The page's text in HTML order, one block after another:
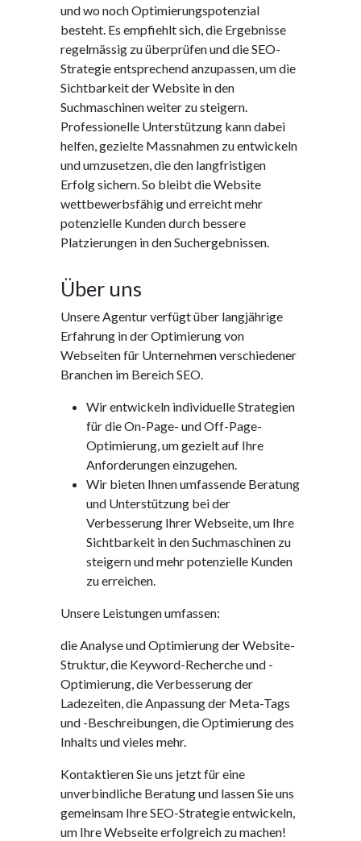
und wo noch Optimierungspotenzial
besteht. Es empfiehlt sich, die Ergebnisse
regelmässig zu überprüfen und die SEO-
Strategie entsprechend anzupassen, um die
Sichtbarkeit der Website in den
Suchmaschinen weiter zu steigern.
Professionelle Unterstützung kann dabei
helfen, gezielte Massnahmen zu entwickeln
und umzusetzen, die den langfristigen
Erfolg sichern. So bleibt die Website
wettbewerbsfähig und erreicht mehr
potenzielle Kunden durch bessere
Platzierungen in den Suchergebnissen.
Über uns
Unsere Agentur verfügt über langjährige
Erfahrung in der Optimierung von
Webseiten für Unternehmen verschiedener
Branchen im Bereich SEO.
Wir entwickeln individuelle Strategien
für die On-Page- und Off-Page-
Optimierung, um gezielt auf Ihre
Anforderungen einzugehen.
Wir bieten Ihnen umfassende Beratung
und Unterstützung bei der
Verbesserung Ihrer Webseite, um Ihre
Sichtbarkeit in den Suchmaschinen zu
steigern und mehr potenzielle Kunden
zu erreichen.
Unsere Leistungen umfassen:
die Analyse und Optimierung der Website-
Struktur, die Keyword-Recherche und -
Optimierung, die Verbesserung der
Ladezeiten, die Anpassung der Meta-Tags
und -Beschreibungen, die Optimierung des
Inhalts und vieles mehr.
Kontaktieren Sie uns jetzt für eine
unverbindliche Beratung und lassen Sie uns
gemeinsam Ihre SEO-Strategie entwickeln,
um Ihre Webseite erfolgreich zu machen!